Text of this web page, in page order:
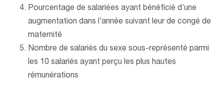
Pourcentage de salariées ayant bénéficié d’une
augmentation dans l’année suivant leur de congé de
maternité
Nombre de salariés du sexe sous-représenté parmi
les 10 salariés ayant perçu les plus hautes
rémunérations